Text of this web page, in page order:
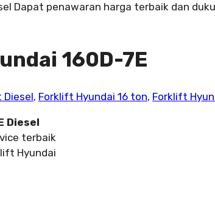
Dapat penawaran harga terbaik dan
160D-7E
Diesel, Forklift Hyundai 16 ton, Forklift
Diesel
terbaik
Hyundai